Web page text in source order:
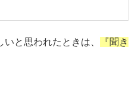
と思われたときは、
『聞き